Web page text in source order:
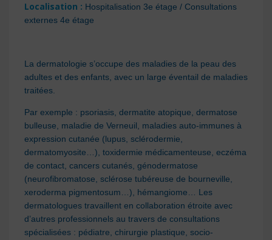
Localisation : Hospitalisation 3e étage / Consultations
externes 4e étage
La dermatologie s’occupe des maladies de la peau des
adultes et des enfants, avec un large éventail de maladies
traitées.
Par exemple : psoriasis, dermatite atopique, dermatose
bulleuse, maladie de Verneuil, maladies auto-immunes à
expression cutanée (lupus, sclérodermie,
dermatomyosite…), toxidermie médicamenteuse, eczéma
de contact, cancers cutanés, génodermatose
(neurofibromatose, sclérose tubéreuse de bourneville,
xeroderma pigmentosum…), hémangiome… Les
dermatologues travaillent en collaboration étroite avec
d’autres professionnels au travers de consultations
spécialisées : pédiatre, chirurgie plastique, socio-